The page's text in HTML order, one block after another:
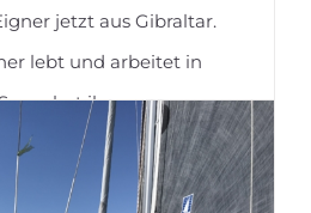
– Saare 46cc –
jetzt aus Gibraltar.
lebt und arbeitet in
hat ihren
Algarve in Portimao.